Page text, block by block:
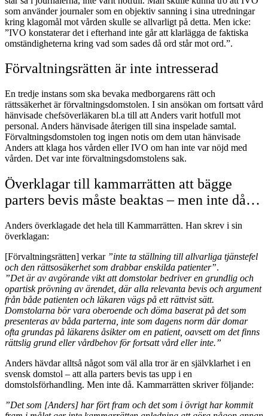
som använder journaler som en objektiv sanning i sina utredningar
kring klagomål mot vården skulle se allvarligt på detta. Men icke:
”IVO konstaterar det i efterhand inte går att klarlägga de faktiska
omständigheterna kring vad som sades då ord står mot ord.”.
Förvaltningsrätten är inte intresserad
En tredje instans som ska bevaka medborgarens rätt och
rättssäkerhet är förvaltningsdomstolen. I sin ansökan om fortsatt vård
hänvisade chefsöverläkaren bl.a till att Anders varit hotfull mot
personal. Anders hänvisade återigen till sina inspelade samtal.
Förvaltningsdomstolen tog ingen notis om dem utan hänvisade
Anders att klaga hos vården eller IVO om han inte var nöjd med
vården. Det var inte förvaltningsdomstolens sak.
Överklagar till kammarrätten att bägge
parters bevis måste beaktas – men inte då…
Anders överklagade det hela till Kammarrätten. Han skrev i sin
överklagan:
[Förvaltningsrätten] verkar ”inte ta ställning till allvarliga tjänstefel
och den rättsosäkerhet som drabbar enskilda patienter”.
”Det är av avgörande vikt att domstolar bedriver en grundlig och
opartisk prövning av ärendet, där alla relevanta bevis och argument
från både patienten och läkaren vägs på ett rättvist sätt.
Domstolarna bör vara oberoende och döma baserat på det som
presenteras av båda parterna, inte som dagens norm där domar
ofta grundas på läkarens åsikter om en patient, oavsett om det finns
rättslig grund eller vårdbehov för fortsatt vård eller inte.”
Anders hävdar alltså något som väl alla tror är en självklarhet i en
svensk domstol – att alla parters bevis tas upp i en
domstolsförhandling. Men inte då. Kammarrätten skriver följande:
”Det som [Anders] har fört fram och det som i övrigt har kommit